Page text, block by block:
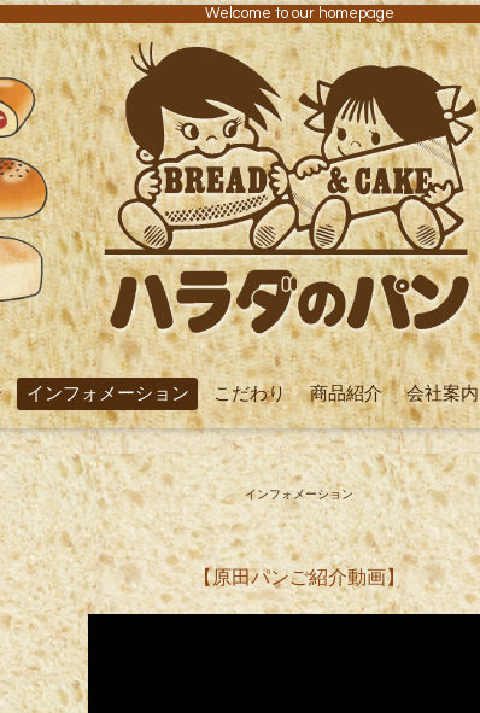
Welcome to our homepage
インフォメーション こだわり 商品紹介 会社案内
インフォメーション
【原田パンご紹介動画】